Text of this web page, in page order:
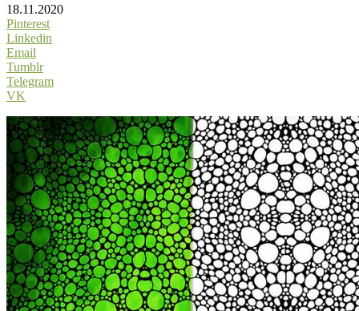
18.11.2020
Pinterest
Linkedin
Email
Tumblr
Telegram
VK